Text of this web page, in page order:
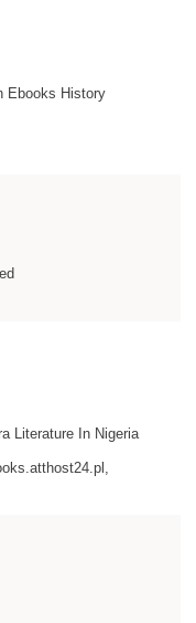
Ebooks History
Literature In Nigeria